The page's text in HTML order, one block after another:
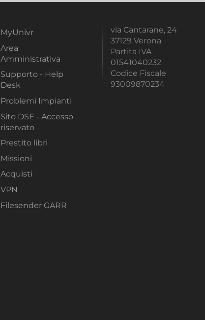
MyUnivr
Area
Amministrativa
Supporto - Help
Desk
Problemi Impianti
Sito DSE - Accesso
riservato
Prestito libri
Missioni
Acquisti
VPN
Filesender GARR
via Cantarane, 24
37129 Verona
Partita IVA
01541040232
Codice Fiscale
93009870234